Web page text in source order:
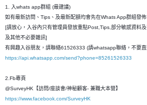
1. 入whats app群組 (最建議)
如有最新訪問、Tips、及最新配額均會先在Whats App群組發佈
[請放心，入谷內只有管理員發放重點Post,Tips,部分敏感資料
及其他不必要雜訊]
有興趣入谷朋友，請聯絡61526333 (請whatsapp聯絡，不要直
https://api.whatsapp.com/send?phone=85261526333
2.Fb專頁
@SurveyHK【訪問/座談會/神秘顧客- 兼職大本營】
https://www.facebook.com/SurveyHK